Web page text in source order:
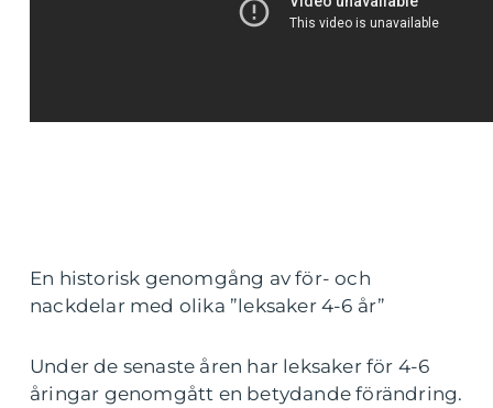
En historisk genomgång av för- och
nackdelar med olika ”leksaker 4-6 år”
Under de senaste åren har leksaker för 4-6
åringar genomgått en betydande förändring.